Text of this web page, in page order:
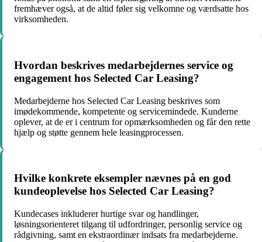
fremhæver også, at de altid føler sig velkomne og værdsatte hos
virksomheden.
Hvordan beskrives medarbejdernes service og
engagement hos Selected Car Leasing?
Medarbejderne hos Selected Car Leasing beskrives som
imødekommende, kompetente og servicemindede. Kunderne
oplever, at de er i centrum for opmærksomheden og får den rette
hjælp og støtte gennem hele leasingprocessen.
Hvilke konkrete eksempler nævnes på en god
kundeoplevelse hos Selected Car Leasing?
Kundecases inkluderer hurtige svar og handlinger,
løsningsorienteret tilgang til udfordringer, personlig service og
rådgivning, samt en ekstraordinær indsats fra medarbejderne.